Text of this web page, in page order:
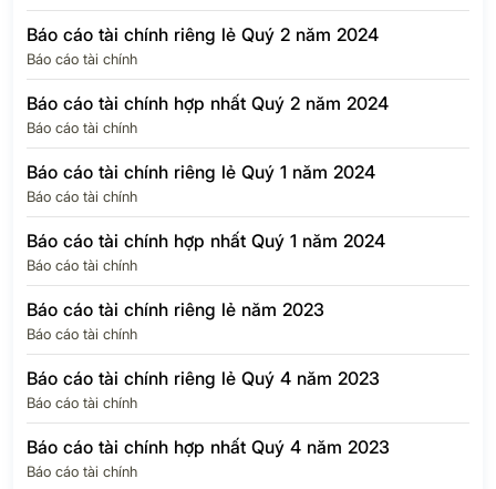
Báo cáo tài chính riêng lẻ Quý 2 năm 2024
Báo cáo tài chính
Báo cáo tài chính hợp nhất Quý 2 năm 2024
Báo cáo tài chính
Báo cáo tài chính riêng lẻ Quý 1 năm 2024
Báo cáo tài chính
Báo cáo tài chính hợp nhất Quý 1 năm 2024
Báo cáo tài chính
Báo cáo tài chính riêng lẻ năm 2023
Báo cáo tài chính
Báo cáo tài chính riêng lẻ Quý 4 năm 2023
Báo cáo tài chính
Báo cáo tài chính hợp nhất Quý 4 năm 2023
Báo cáo tài chính